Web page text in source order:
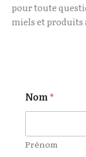
pour toute
miels et produits
Nom *
Prénom